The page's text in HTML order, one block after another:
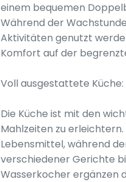
einem bequemen
Während der
Aktivitäten genutzt
Komfort auf der
Voll ausgestattete Küche:
Die Küche ist mit den
Mahlzeiten zu
Lebensmittel, während
verschiedener Gerichte
Wasserkocher ergänzen